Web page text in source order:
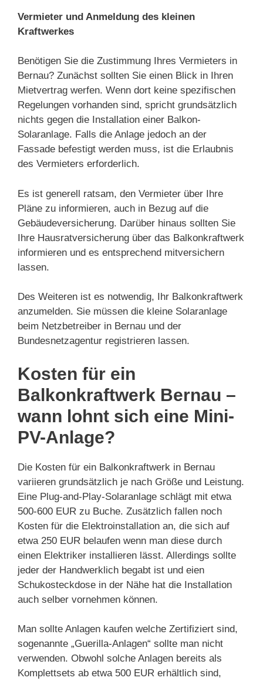
Vermieter und Anmeldung des kleinen
Kraftwerkes
Benötigen Sie die Zustimmung Ihres Vermieters in
Bernau? Zunächst sollten Sie einen Blick in Ihren
Mietvertrag werfen. Wenn dort keine spezifischen
Regelungen vorhanden sind, spricht grundsätzlich
nichts gegen die Installation einer Balkon-
Solaranlage. Falls die Anlage jedoch an der
Fassade befestigt werden muss, ist die Erlaubnis
des Vermieters erforderlich.
Es ist generell ratsam, den Vermieter über Ihre
Pläne zu informieren, auch in Bezug auf die
Gebäudeversicherung. Darüber hinaus sollten Sie
Ihre Hausratversicherung über das Balkonkraftwerk
informieren und es entsprechend mitversichern
lassen.
Des Weiteren ist es notwendig, Ihr Balkonkraftwerk
anzumelden. Sie müssen die kleine Solaranlage
beim Netzbetreiber in Bernau und der
Bundesnetzagentur registrieren lassen.
Kosten für ein
Balkonkraftwerk Bernau –
wann lohnt sich eine Mini-
PV-Anlage?
Die Kosten für ein Balkonkraftwerk in Bernau
variieren grundsätzlich je nach Größe und Leistung.
Eine Plug-and-Play-Solaranlage schlägt mit etwa
500-600 EUR zu Buche. Zusätzlich fallen noch
Kosten für die Elektroinstallation an, die sich auf
etwa 250 EUR belaufen wenn man diese durch
einen Elektriker installieren lässt. Allerdings sollte
jeder der Handwerklich begabt ist und eien
Schukosteckdose in der Nähe hat die Installation
auch selber vornehmen können.
Man sollte Anlagen kaufen welche Zertifiziert sind,
sogenannte „Guerilla-Anlagen“ sollte man nicht
verwenden. Obwohl solche Anlagen bereits als
Komplettsets ab etwa 500 EUR erhältlich sind,